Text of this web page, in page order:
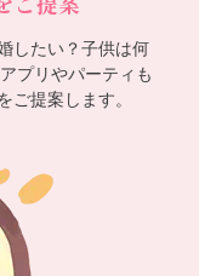
したい？子供は何
プリやパーティも
ご提案します。